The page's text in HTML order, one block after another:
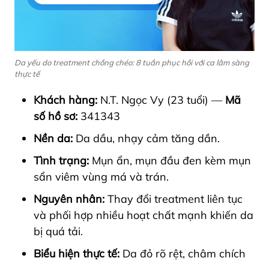
Da yếu do treatment chồng chéo: 8 tuần phục hồi với ca lâm sàng
thực tế
Khách hàng: N.T. Ngọc Vy (23 tuổi) — Mã
số hồ sơ: 341343
Nền da: Da dầu, nhạy cảm tăng dần.
Tình trạng: Mụn ẩn, mụn đầu đen kèm mụn
sẩn viêm vùng má và trán.
Nguyên nhân: Thay đổi treatment liên tục
và phối hợp nhiều hoạt chất mạnh khiến da
bị quá tải.
Biểu hiện thực tế: Da đỏ rõ rệt, châm chích